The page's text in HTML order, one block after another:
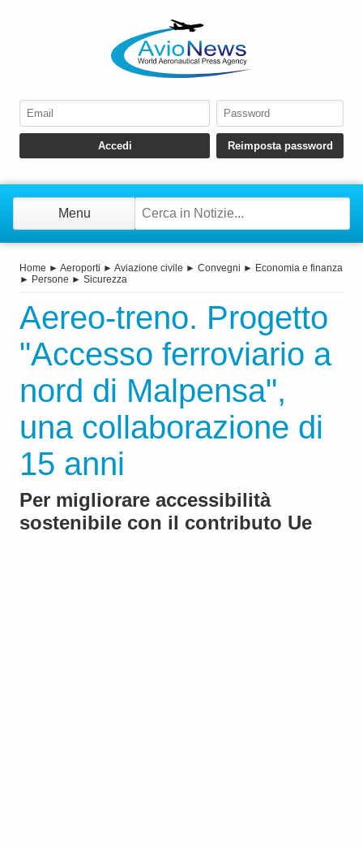
Menu
Home ► Aeroporti ► Aviazione civile ► Convegni ► Economia e finanza
► Persone ► Sicurezza
Aereo-treno. Progetto
"Accesso ferroviario a
nord di Malpensa",
una collaborazione di
15 anni
Per migliorare accessibilità
sostenibile con il contributo Ue